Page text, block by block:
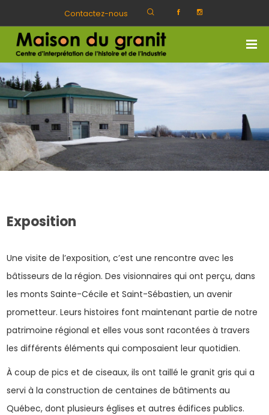
Contactez-nous
Exposition
Une visite de l’exposition, c’est une rencontre avec les
bâtisseurs de la région. Des visionnaires qui ont perçu, dans
les monts Sainte-Cécile et Saint-Sébastien, un avenir
prometteur. Leurs histoires font maintenant partie de notre
patrimoine régional et elles vous sont racontées à travers
les différents éléments qui composaient leur quotidien.
À coup de pics et de ciseaux, ils ont taillé le granit gris qui a
servi à la construction de centaines de bâtiments au
Québec, dont plusieurs églises et autres édifices publics.